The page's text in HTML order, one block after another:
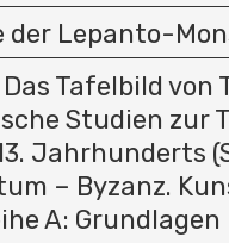
der Lepanto-
Tafelbild von
Studien zur
Jahrhunderts
– Byzanz.
A: Grundlagen